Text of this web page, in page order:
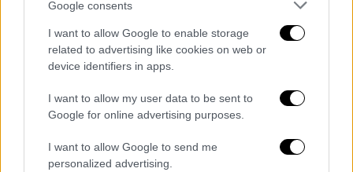
Google consents
I want to allow Google to enable storage
related to advertising like cookies on web or
device identifiers in apps.
I want to allow my user data to be sent to
Google for online advertising purposes.
I want to allow Google to send me
personalized advertising.
Ο Parker έβαλε τους… υπηρέτες του και
σκόρπισαν λευκά ροδοπέταλα παντού και
επίσης απελευθερώθηκαν εκατοντάδες
λευκά κουνελάκια (όχι του
…) σε